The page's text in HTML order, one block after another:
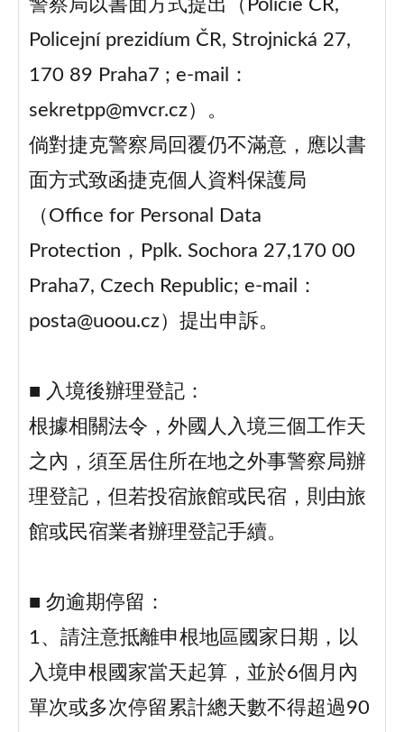
警察局以書面方式提出（Policie ČR,
Policejní prezidíum ČR, Strojnická 27,
170 89 Praha7 ; e-mail：
sekretpp@mvcr.cz）。
倘對捷克警察局回覆仍不滿意，應以書
面方式致函捷克個人資料保護局
（Office for Personal Data
Protection，Pplk. Sochora 27,170 00
Praha7, Czech Republic; e-mail：
posta@uoou.cz）提出申訴。
■ 入境後辦理登記：
根據相關法令，外國人入境三個工作天
之內，須至居住所在地之外事警察局辦
理登記，但若投宿旅館或民宿，則由旅
館或民宿業者辦理登記手續。
■ 勿逾期停留：
1、請注意抵離申根地區國家日期，以
入境申根國家當天起算，並於6個月內
單次或多次停留累計總天數不得超過90